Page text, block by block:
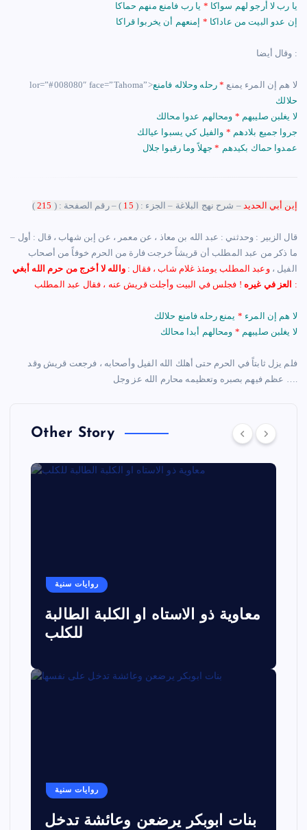
يا رب لا أرجو لهم سواكا * يا رب فامنع منهم حماكا
إن عدو البيت من عاداكا * إمنعهم أن يخربوا قراكا
وقال أيضا :
lor=”#008080″ face=”Tahoma”>لا هم إن المرء يمنع *رحله وحلاله فامنع
حلالك
لا يغلبن صليبهم * ومحالهم عدوا محالك
جروا جميع بلادهم * والفيل كي يسبوا عيالك
عمدوا حماك بكيدهم *جهلاً وما رقبوا جلال
إبن أبي الحديد – شرح نهج البلاغة – الجزء : ( 15 ) – رقم الصفحة : ( 215
)
– ‏قال الزبير : وحدثني : عبد الله بن معاذ ، عن معمر ، عن إبن شهاب ، قال : أول
ما ذكر من عبد المطلب أن قريشاً خرجت فارة من الحرم خوفاً من أصحاب
الفيل ،وعبد المطلب يومئذ غلام شاب ، فقال :والله لا أخرج من حرم الله أبغي
العز في غيره ! فجلس في البيت وأجلت قريش عنه ، فقال عبد المطلب :
لا هم إن المرء * يمنع رحله فامنع حلالك
لا يغلبن صليبهم * ومحالهم أبدا محالك
فلم يزل ثابتاً في الحرم حتى أهلك الله الفيل وأصحابه ، فرجعت قريش وقد
عظم فيهم بصبره وتعظيمه محارم الله عز وجل ….
Other Story
روايات سنية
معاوية ذو الاستاه او الكلبة الطالبة
للكلب
روايات سنية
بنات ابوبكر يرضعن وعائشة تدخل